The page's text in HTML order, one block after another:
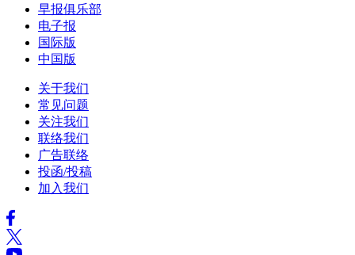
早报俱乐部
电子报
国际版
中国版
关于我们
常见问题
关注我们
联络我们
广告联络
投函/投稿
加入我们